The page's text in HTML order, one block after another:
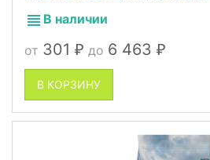
В наличии
от 301 ₽ до 6 463 ₽
В КОРЗИНУ